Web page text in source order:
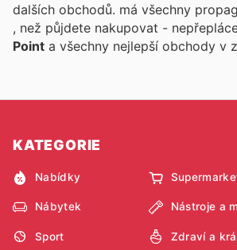
dalších obchodů. má všechny
, než půjdete nakupovat -
Point a všechny nejlepší obchody v
KATEGORIE
Nabídky
Nábytek Nástroje a
Sport Zdraví a